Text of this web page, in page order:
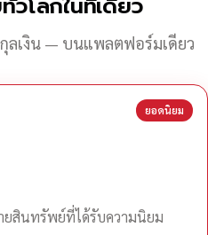
ลเงิน — บนแพลตฟอร์มเดียว
ยอดนิยม
ายสินทรัพย์ที่ได้รับความนิยม